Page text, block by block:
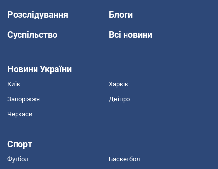
Розслідування
Блоги
Суспільство
Всі новини
Новини України
Київ Харків
Запоріжжя Дніпро
Черкаси
Спорт
Футбол Баскетбол